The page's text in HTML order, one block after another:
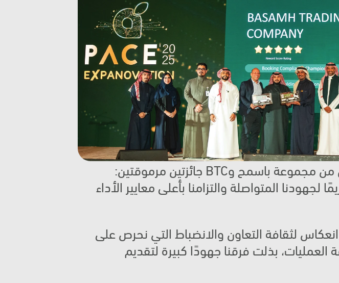
في الحدث السنوي المميز لبنده PACE 2025، نال كل من مجموعة باسمح وBTC جائزتين مرموقتين:
بطل الاحتفاظ بالمخزون وبطل الامتثال للحجوزات، تكريمًا لجهودنا المتواصلة والتزامنا بأعلى معايير الأداء
تعزيزها كل يوم. من الكفاءة في إدارة المخزون إلى دقة العمليات، بذلت فرقنا جهودًا كبيرة لتقديم